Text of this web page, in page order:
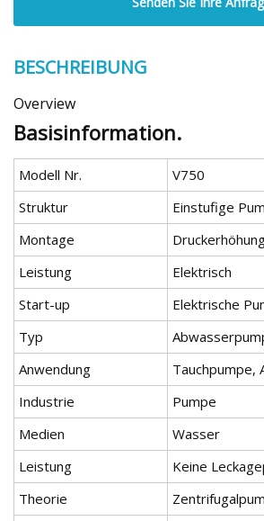
BESCHREIBUNG
Overview
Basisinformation.
Modell Nr.
V750
Struktur
Einstufige
Montage
Leistung
Elektrisch
Start-up
Elektrische
Typ
Anwendung
Tauchpumpe,
Industrie
Pumpe
Medien
Wasser
Leistung
Keine
Theorie